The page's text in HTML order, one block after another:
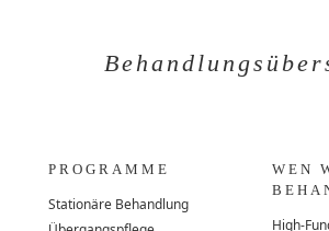
PROGRAMME
Stationäre Behandlung
WEN
High-